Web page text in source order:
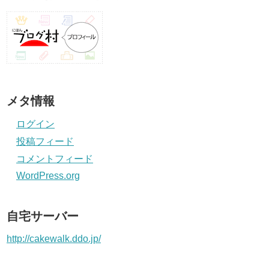
メタ情報
ログイン
投稿フィード
コメントフィード
WordPress.org
自宅サーバー
http://cakewalk.ddo.jp/